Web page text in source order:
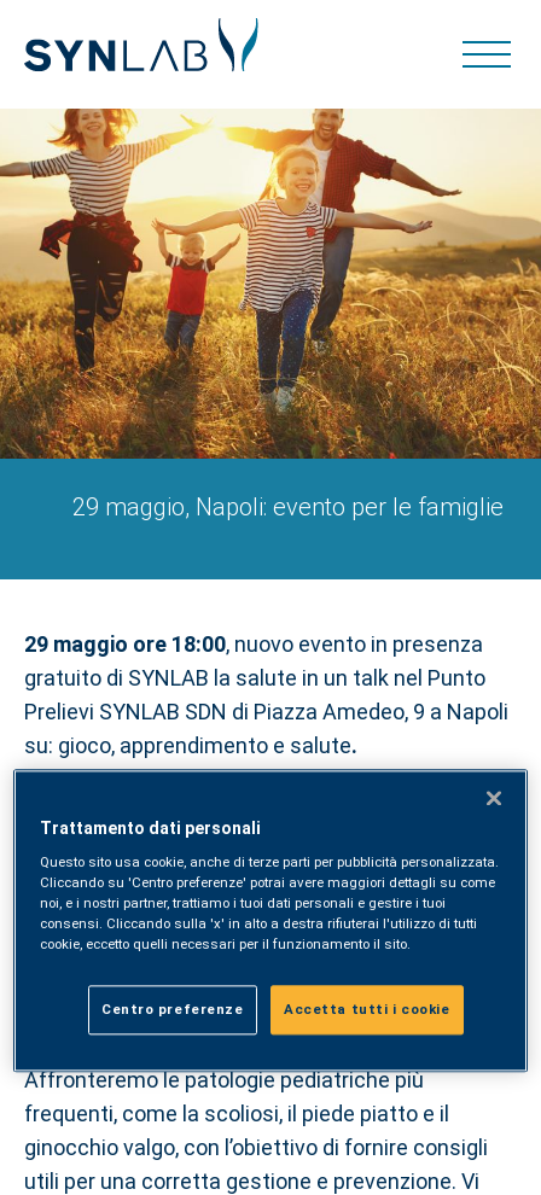
29 maggio, Napoli: evento per le famiglie
29 maggio ore 18:00, nuovo evento in presenza
gratuito di SYNLAB la salute in un talk nel Punto
Prelievi SYNLAB SDN di Piazza Amedeo, 9 a Napoli
su: gioco, apprendimento e salute.
Parleremo con gli esperti SYNLAB delle piccole
patologie più comuni che possono colpire i
bambini, come la tonsillite e le anemie, offrendo
approfondimenti e soluzioni pratiche.
dell’alimentazione del bambino e le eventuali
Affronteremo le patologie pediatriche più
frequenti, come la scoliosi, il piede piatto e il
ginocchio valgo, con l’obiettivo di fornire consigli
utili per una corretta gestione e prevenzione. Vi
Trattamento dati personali
Questo sito usa cookie, anche di terze parti per pubblicità personalizzata.
Cliccando su 'Centro preferenze' potrai avere maggiori dettagli su come
noi, e i nostri partner, trattiamo i tuoi dati personali e gestire i tuoi
consensi. Cliccando sulla 'x' in alto a destra rifiuterai l'utilizzo di tutti
cookie, eccetto quelli necessari per il funzionamento il sito.
Centro preferenze Accetta tutti i cookie